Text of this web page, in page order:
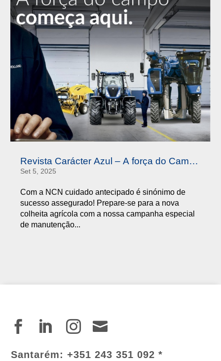
Revista Carácter Azul – A força do Campo
Começa Aqui Q4 2025
Set 5, 2025
Com a NCN cuidado antecipado é sinónimo de
sucesso assegurado! Prepare-se para a nova
colheita agrícola com a nossa campanha especial
de manutenção...
   
Santarém:+351 243 351 092 *